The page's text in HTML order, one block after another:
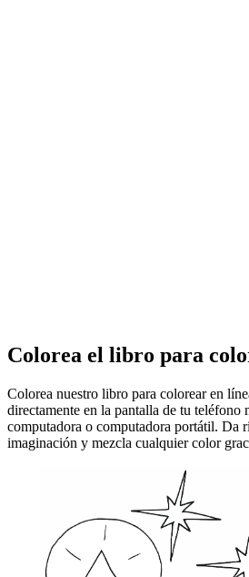
Colorea el libro para
Colorea nuestro libro para colorear en
directamente en la pantalla de tu teléfono
computadora o computadora portátil. Da
imaginación y mezcla cualquier color